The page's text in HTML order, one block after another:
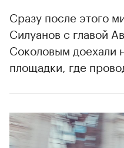
00:00 / 00:00
Сразу после этого
Силуанов с главой
Соколовым доехали
площадки, где